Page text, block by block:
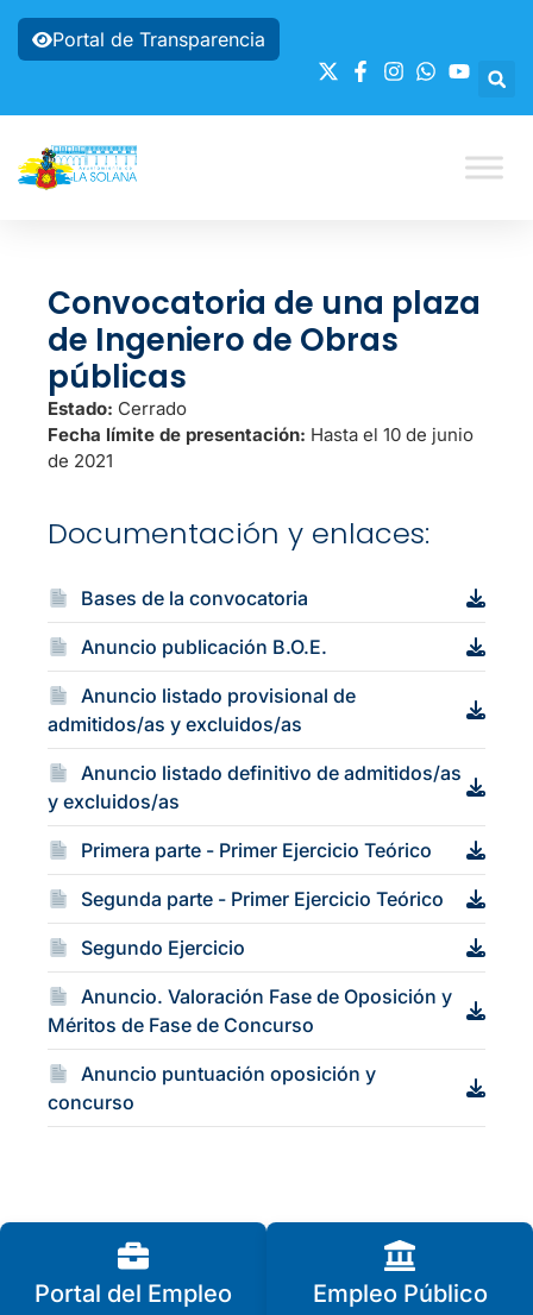
Portal de Transparencia
Convocatoria de una plaza
de Ingeniero de Obras
públicas
Estado: Cerrado
Fecha límite de presentación: Hasta el 10 de junio
de 2021
Documentación y enlaces:
Bases de la convocatoria
Anuncio publicación B.O.E.
Anuncio listado provisional de
admitidos/as y excluidos/as
Anuncio listado definitivo de admitidos/as
y excluidos/as
Primera parte - Primer Ejercicio Teórico
Segunda parte - Primer Ejercicio Teórico
Segundo Ejercicio
Anuncio. Valoración Fase de Oposición y
Méritos de Fase de Concurso
Anuncio puntuación oposición y
concurso
Portal del Empleo Empleo Público